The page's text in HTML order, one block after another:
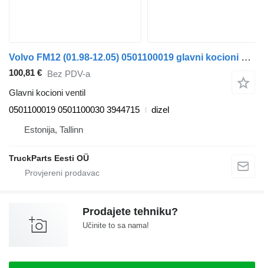
Volvo FM12 (01.98-12.05) 0501100019 glavni kocioni ventil za Volvo FM7-FM12, FM, FMX (1998-2014) tegljača
100,81 € Bez PDV-a
Glavni kocioni ventil
0501100019 0501100030 3944715
dizel
Estonija, Tallinn
TruckParts Eesti OÜ
Prodajete tehniku?
Učinite to sa nama!